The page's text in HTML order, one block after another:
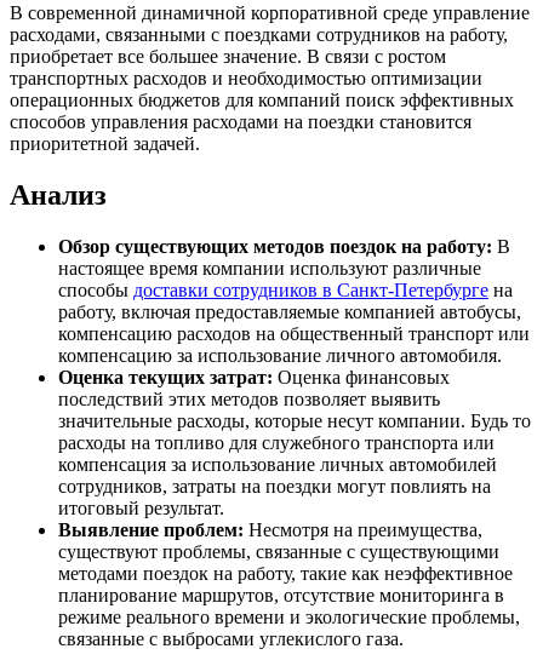
В современной динамичной корпоративной среде управление
расходами, связанными с поездками сотрудников на работу,
приобретает все большее значение. В связи с ростом
транспортных расходов и необходимостью оптимизации
операционных бюджетов для компаний поиск эффективных
способов управления расходами на поездки становится
приоритетной задачей.
Анализ
Обзор существующих методов поездок на работу: В
настоящее время компании используют различные
способы доставки сотрудников в Санкт-Петербурге на
работу, включая предоставляемые компанией автобусы,
компенсацию расходов на общественный транспорт или
компенсацию за использование личного автомобиля.
Оценка текущих затрат: Оценка финансовых
последствий этих методов позволяет выявить
значительные расходы, которые несут компании. Будь то
расходы на топливо для служебного транспорта или
компенсация за использование личных автомобилей
сотрудников, затраты на поездки могут повлиять на
итоговый результат.
Выявление проблем: Несмотря на преимущества,
существуют проблемы, связанные с существующими
методами поездок на работу, такие как неэффективное
планирование маршрутов, отсутствие мониторинга в
режиме реального времени и экологические проблемы,
связанные с выбросами углекислого газа.